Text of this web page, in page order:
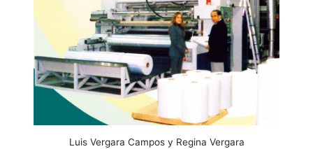
Luis Vergara Campos y Regina Vergara